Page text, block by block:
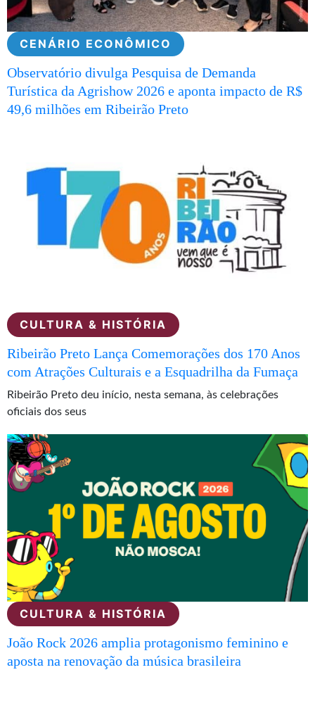
CENÁRIO ECONÔMICO
Observatório divulga Pesquisa de Demanda
Turística da Agrishow 2026 e aponta impacto de R$
49,6 milhões em Ribeirão Preto
CULTURA & HISTÓRIA
Ribeirão Preto Lança Comemorações dos 170 Anos
com Atrações Culturais e a Esquadrilha da Fumaça
Ribeirão Preto deu início, nesta semana, às celebrações
oficiais dos seus
CULTURA & HISTÓRIA
João Rock 2026 amplia protagonismo feminino e
aposta na renovação da música brasileira